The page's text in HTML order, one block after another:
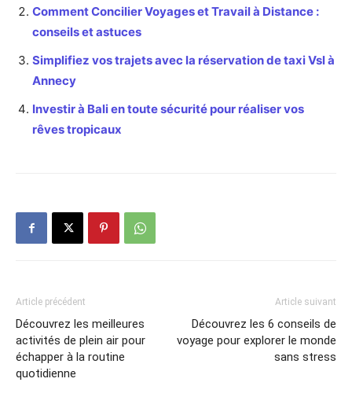
Comment Concilier Voyages et Travail à Distance :
conseils et astuces
Simplifiez vos trajets avec la réservation de taxi Vsl à
Annecy
Investir à Bali en toute sécurité pour réaliser vos
rêves tropicaux
Article précédent
Découvrez les meilleures
activités de plein air pour
échapper à la routine
quotidienne
Article suivant
Découvrez les 6 conseils de
voyage pour explorer le monde
sans stress